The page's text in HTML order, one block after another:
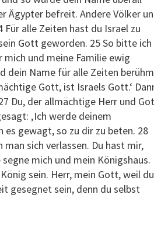
Ägypter befreit. Andere Völker
alle Zeiten hast du Israel zu
Gott geworden. 25 So bitte ich
mich und meine Familie ewig
dein Name für alle Zeiten
Gott, ist Israels Gott.‘
Du, der allmächtige Herr und
‚Ich werde deinem
es gewagt, so zu dir zu beten. 28
sich verlassen. Du hast mir,
mich und mein Königshaus.
sein. Herr, mein Gott, weil du
gesegnet sein, denn du selbst